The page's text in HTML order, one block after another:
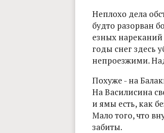
Неплохо дела
будто разорван
езных
годы снег здесь
непроезжими.
Похуже - на
На Василисина
и ямы есть, как
Мало того, что
забиты.